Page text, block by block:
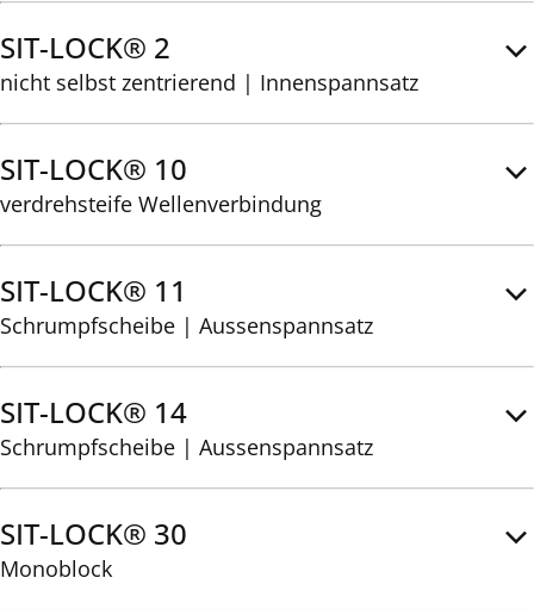
SIT-LOCK® 2
nicht selbst zentrierend | Innenspannsatz
SIT-LOCK® 10
verdrehsteife Wellenverbindung
SIT-LOCK® 11
Schrumpfscheibe | Aussenspannsatz
SIT-LOCK® 14
Schrumpfscheibe | Aussenspannsatz
SIT-LOCK® 30
Monoblock